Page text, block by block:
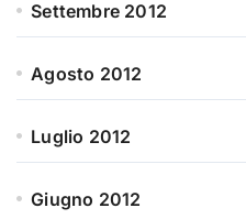
Settembre 2012
Agosto 2012
Luglio 2012
Giugno 2012